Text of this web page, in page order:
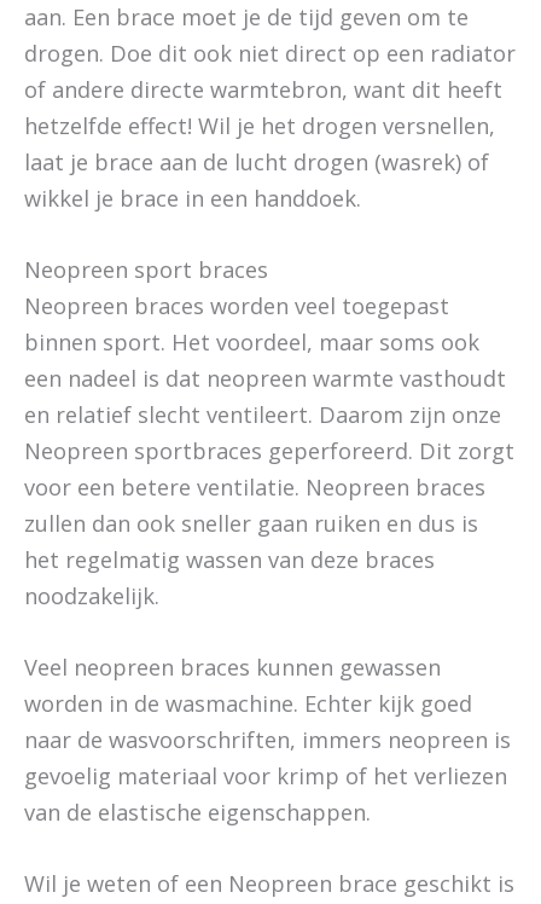
aan. Een brace moet je de tijd geven om te
drogen. Doe dit ook niet direct op een radiator
of andere directe warmtebron, want dit heeft
hetzelfde effect! Wil je het drogen versnellen,
laat je brace aan de lucht drogen (wasrek) of
wikkel je brace in een handdoek.
Neopreen sport braces
Neopreen braces worden veel toegepast
binnen sport. Het voordeel, maar soms ook
een nadeel is dat neopreen warmte vasthoudt
en relatief slecht ventileert. Daarom zijn onze
Neopreen sportbraces geperforeerd. Dit zorgt
voor een betere ventilatie. Neopreen braces
zullen dan ook sneller gaan ruiken en dus is
het regelmatig wassen van deze braces
noodzakelijk.
Veel neopreen braces kunnen gewassen
worden in de wasmachine. Echter kijk goed
naar de wasvoorschriften, immers neopreen is
gevoelig materiaal voor krimp of het verliezen
van de elastische eigenschappen.
Wil je weten of een Neopreen brace geschikt is